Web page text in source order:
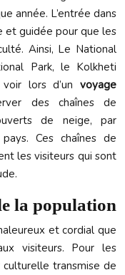
année. L’entrée dans
et guidée pour que les
Ainsi, Le National
Park, le Kolkheti
lors d’un voyage
des chaînes de
de neige, par
Ces chaînes de
les visiteurs qui sont
la population
et cordial que
visiteurs. Pour les
culturelle transmise de